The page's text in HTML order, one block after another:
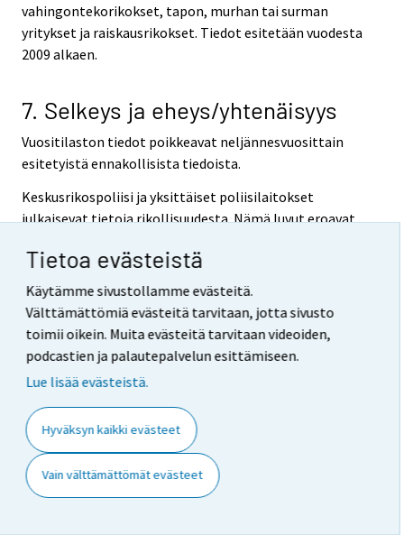
Tietoa evästeistä
Käytämme sivustollamme evästeitä.
Välttämättömiä evästeitä tarvitaan, jotta sivusto
toimii oikein. Muita evästeitä tarvitaan videoiden,
podcastien ja palautepalvelun esittämiseen.
Lue lisää evästeistä.
Hyväksyn kaikki evästeet
Vain välttämättömät evästeet
vahingontekorikokset, tapon, murhan tai surman
yritykset ja raiskausrikokset. Tiedot esitetään vuodesta
2009 alkaen.
7. Selkeys ja eheys/yhtenäisyys
Vuositilaston tiedot poikkeavat neljännesvuosittain
esitetyistä ennakollisista tiedoista.
Keskusrikospoliisi ja yksittäiset poliisilaitokset
julkaisevat tietoja rikollisuudesta. Nämä luvut eroavat
ajankohdasta ja erilaisista tiedonkeruukriteereistä
johtuen.
Lähde: Poliisin tietoon tullut rikollisuus 2011, 1. neljännes.
Tilastokeskus
rikos@tilastokeskus.fi
Vastaava tilastojohtaja: Jari Tarkoma
Päivitetty 18.4.2011